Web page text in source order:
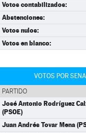
Votos contabilizados:
Abstenciones:
Votos nulos:
Votos en blanco:
VOTOS POR
PARTIDO
José Antonio Rodríguez
(PSOE)
Juan Andrés Tovar Mena